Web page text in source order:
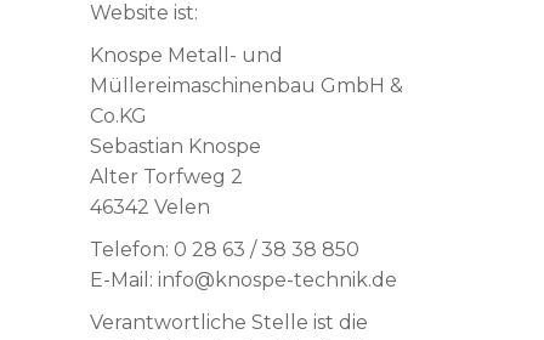
Website ist:
Knospe Metall- und
Müllereimaschinenbau GmbH &
Co.KG
Sebastian Knospe
Alter Torfweg 2
46342 Velen
Telefon: 0 28 63 / 38 38 850
E-Mail: info@knospe-technik.de
Verantwortliche Stelle ist die